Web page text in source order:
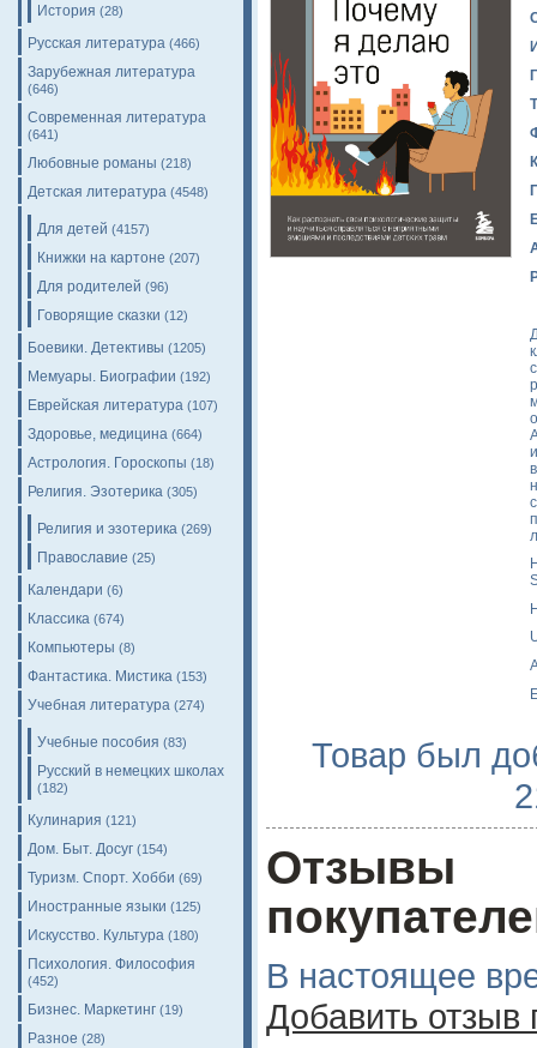
История (28)
Русская литература (466)
Зарубежная литература
(646)
Современная литература
(641)
Любовные романы (218)
Детская литература (4548)
Для детей (4157)
Книжки на картоне (207)
Для родителей (96)
Говорящие сказки (12)
Боевики. Детективы (1205)
Мемуары. Биографии (192)
Еврейская литература (107)
Здоровье, медицина (664)
Астрология. Гороскопы (18)
Религия. Эзотерика (305)
Религия и эзотерика (269)
Православие (25)
Календари (6)
Классика (674)
Компьютеры (8)
Фантастика. Мистика (153)
Учебная литература (274)
Учебные пособия (83)
Русский в немецких школах
(182)
Кулинария (121)
Дом. Быт. Досуг (154)
Туризм. Спорт. Хобби (69)
Иностранные языки (125)
Искусство. Культура (180)
Психология. Философия
(452)
Бизнес. Маркетинг (19)
Разное (28)
Товар был
Отзывы
В настоящее
Добавить